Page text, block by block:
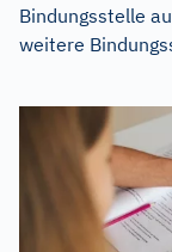
Bindungsstelle
weitere